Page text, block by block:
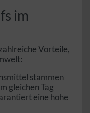
im
Vorteile,
stammen
gleichen Tag
eine hohe